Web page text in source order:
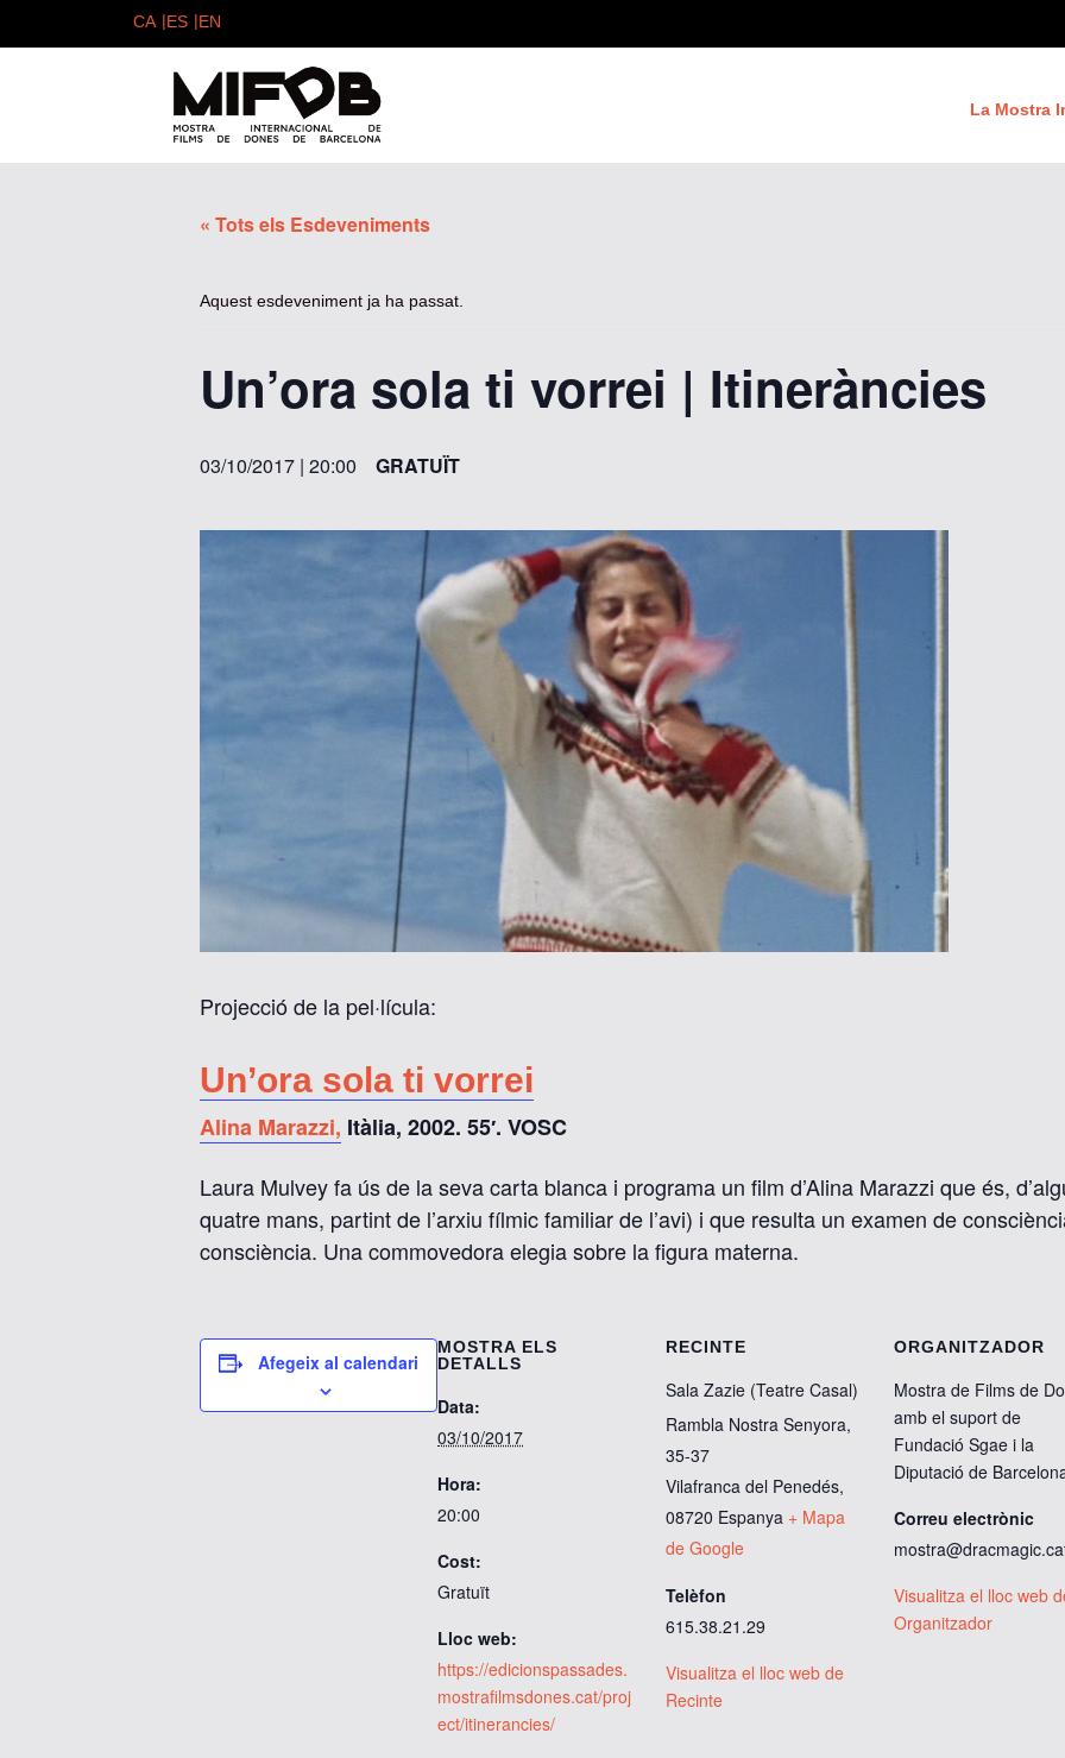
La Mostra
« Tots els Esdeveniments
Aquest esdeveniment ja ha passat.
Un’ora sola ti vorrei | Itineràncies
03/10/2017 | 20:00 GRATUÏT
Projecció de la pel·lícula:
Un’ora sola ti vorrei
Alina Marazzi, Itàlia, 2002. 55′. VOSC
Laura Mulvey fa ús de la seva carta blanca i programa un film d’Alina Marazzi que és,
quatre mans, partint de l’arxiu fílmic familiar de l’avi) i que resulta un examen de
consciència. Una commovedora elegia sobre la figura materna.
Afegeix al calendari
MOSTRA ELS
DETALLS
Data:
03/10/2017
Hora:
20:00
Cost:
Gratuït
Lloc web:
https://edicionspassades.
mostrafilmsdones.cat/proj
ect/itinerancies/
RECINTE
Sala Zazie (Teatre Casal)
Rambla Nostra Senyora,
35-37
Vilafranca del Penedés,
08720 Espanya + Mapa
de Google
Telèfon
615.38.21.29
Visualitza el lloc web de
Recinte
ORGANITZADOR
Mostra de Films de
amb el suport de
Fundació Sgae i la
Diputació de
Correu electrònic
Visualitza el lloc web
Organitzador